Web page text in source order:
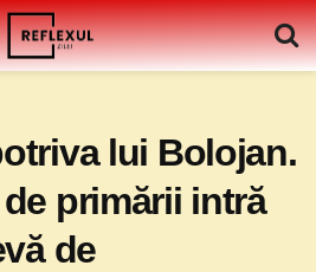
lui Bolojan.
de primării intră
de